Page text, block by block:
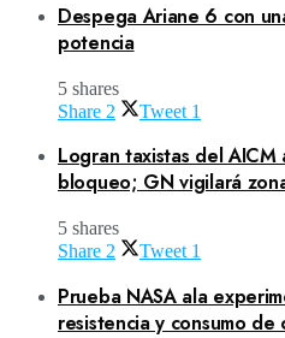
Despega Ariane 6 con
potencia
5 shares
Share 2 Tweet 1
Logran taxistas del
bloqueo; GN vigilará
5 shares
Share 2 Tweet 1
Prueba NASA ala
resistencia y consumo de